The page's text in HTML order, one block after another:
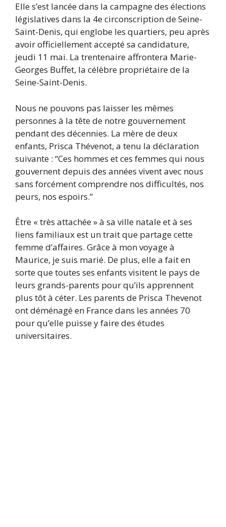
Elle s’est lancée dans la campagne des élections
législatives dans la 4e circonscription de Seine-
Saint-Denis, qui englobe les quartiers, peu après
avoir officiellement accepté sa candidature,
jeudi 11 mai. La trentenaire affrontera Marie-
Georges Buffet, la célèbre propriétaire de la
Seine-Saint-Denis.
Nous ne pouvons pas laisser les mêmes
personnes à la tête de notre gouvernement
pendant des décennies. La mère de deux
enfants, Prisca Thévenot, a tenu la déclaration
suivante : “Ces hommes et ces femmes qui nous
gouvernent depuis des années vivent avec nous
sans forcément comprendre nos difficultés, nos
peurs, nos espoirs.”
Être « très attachée » à sa ville natale et à ses
liens familiaux est un trait que partage cette
femme d’affaires. Grâce à mon voyage à
Maurice, je suis marié. De plus, elle a fait en
sorte que toutes ses enfants visitent le pays de
leurs grands-parents pour qu’ils apprennent
plus tôt à céter. Les parents de Prisca Thevenot
ont déménagé en France dans les années 70
pour qu’elle puisse y faire des études
universitaires.